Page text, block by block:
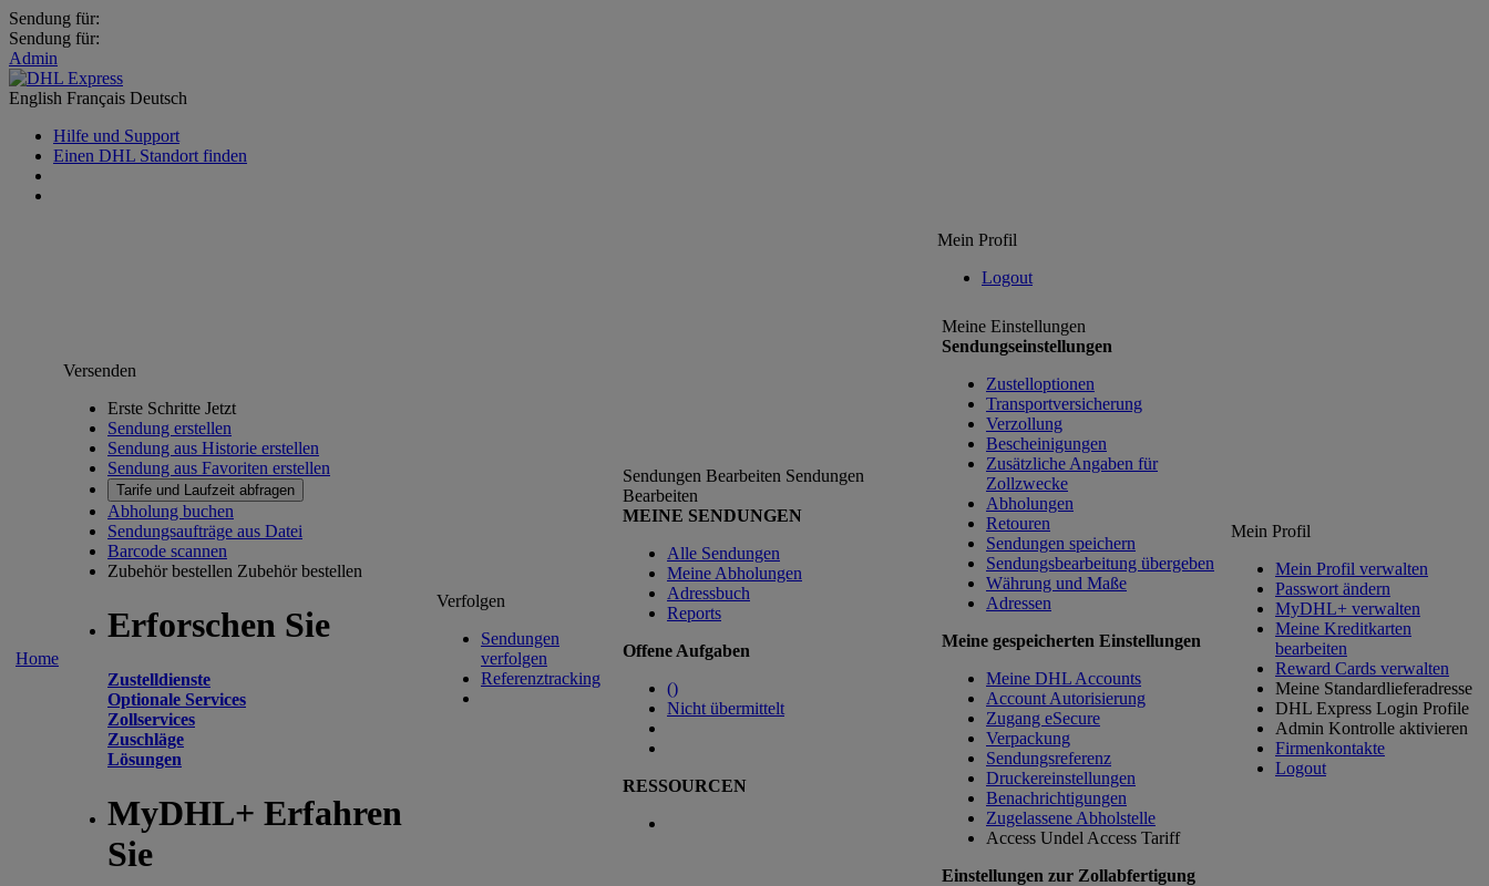
Sendung für:
Sendung für:
Admin
English Français Deutsch
Hilfe und Support
Einen DHL Standort finden
Mein Profil
Logout
Home
Versenden
Erste Schritte Jetzt
Sendung erstellen
Sendung aus Historie erstellen
Sendung aus Favoriten erstellen
Tarife und Laufzeit abfragen
Abholung buchen
Sendungsaufträge aus Datei
Barcode scannen
Zubehör bestellen Zubehör bestellen
Erforschen Sie
Zustelldienste
Optionale Services
Zollservices
Zuschläge
Lösungen
MyDHL+ Erfahren
Sie
Verfolgen
Sendungen
verfolgen
Referenztracking
Sendungen Bearbeiten Sendungen
Bearbeiten
MEINE SENDUNGEN
Alle Sendungen
Meine Abholungen
Adressbuch
Reports
Offene Aufgaben
()
Nicht übermittelt
RESSOURCEN
Meine Einstellungen
Sendungseinstellungen
Zustelloptionen
Transportversicherung
Verzollung
Bescheinigungen
Zusätzliche Angaben für
Zollzwecke
Abholungen
Retouren
Sendungen speichern
Sendungsbearbeitung übergeben
Währung und Maße
Adressen
Meine gespeicherten Einstellungen
Meine DHL Accounts
Account Autorisierung
Zugang eSecure
Verpackung
Sendungsreferenz
Druckereinstellungen
Benachrichtigungen
Zugelassene Abholstelle
Access Undel Access Tariff
Einstellungen zur Zollabfertigung
Mein Profil
Mein Profil verwalten
Passwort ändern
MyDHL+ verwalten
Meine Kreditkarten
bearbeiten
Reward Cards verwalten
Meine Standardlieferadresse
DHL Express Login Profile
Admin Kontrolle aktivieren
Firmenkontakte
Logout